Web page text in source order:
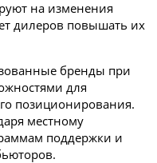
на изменения
дилеров повышать их
бренды при
для
позиционирования.
местному
поддержки и